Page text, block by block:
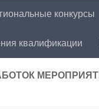
конкурсы
квалификации